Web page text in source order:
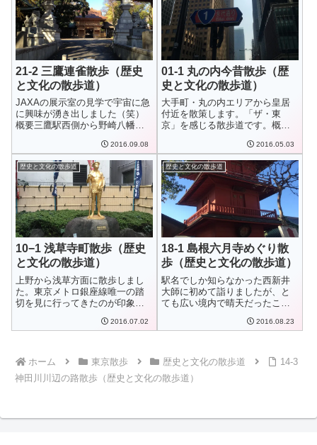
21-2 三鷹連雀散歩（歴史
と文化の散歩道）
JAXAの展示室の見学で宇宙に急
に興味が湧き出しました（笑）
概要三鷹駅西側から野崎八幡宮
2016.09.08
01-1 丸の内今昔散歩（歴
史と文化の散歩道）
大手町・丸の内エリアから皇居
付近を散策します。「ザ・東
京」を感じる散歩道です。概要
2016.05.03
歴史と文化の散歩道
10−1 浅草寺町散歩（歴史
と文化の散歩道）
上野から浅草方面に散歩しまし
た。東京メトロ銀座線唯一の踏
切を見に行ってきたのが印象的
2016.07.02
歴史と文化の散歩道
18-1 島根六月寺めぐり散
歩（歴史と文化の散歩道）
駅名でしか知らなかった西新井
大師に初めて詣りましたが、と
ても広い境内で晴天だったこと
2016.08.23
ホーム 東京散歩 歴史と文化の散歩道
14-3
神田川川辺の路散歩（歴史と文化の散歩道）